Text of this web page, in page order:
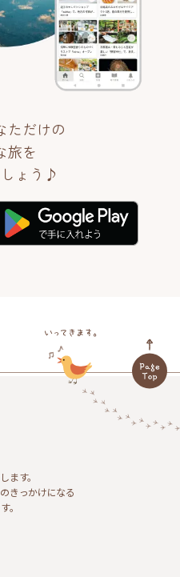
ただけの
旅を
ょう♪
ます。
きっかけになる
。